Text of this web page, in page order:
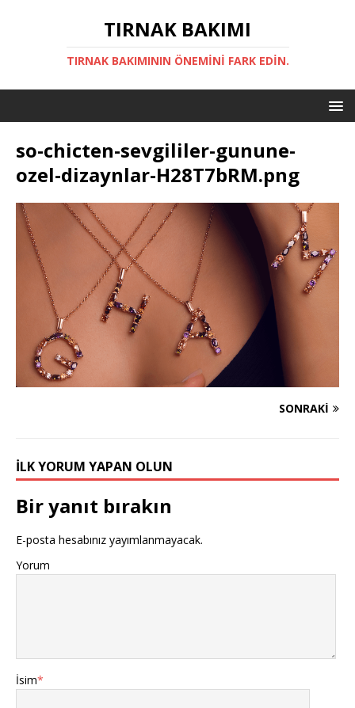
TIRNAK BAKIMI
TIRNAK BAKIMININ ÖNEMINI FARK EDIN.
so-chicten-sevgililer-gunune-
ozel-dizaynlar-H28T7bRM.png
SONRAKI
İLK YORUM YAPAN OLUN
Bir yanıt bırakın
E-posta hesabınız yayımlanmayacak.
Yorum
İsim*